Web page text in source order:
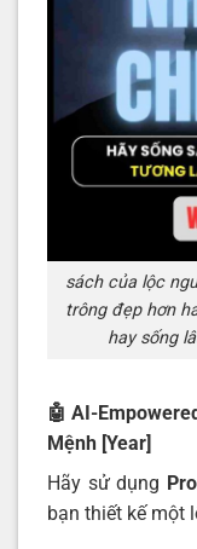
sách của lộc
trông đẹp hơn
hay sống
🤖 AI-
Mệnh [Year]
Hãy sử dụng
bạn thiết kế một